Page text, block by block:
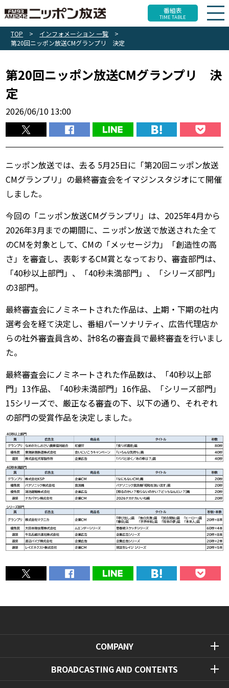
番組表
TIME TABLE
TOP > インフォメーション 一覧 >
第20回ニッポン放送CMグランプリ 決定
第20回ニッポン放送CMグランプリ 決
定
2026/06/10 13:00
ニッポン放送では、去る 5月25日に「第20回ニッポン放送
CMグランプリ」の最終審査会をイマジンスタジオにて開催
しました。
今回の「ニッポン放送CMグランプリ」は、2025年4月から
2026年3月までの期間に、ニッポン放送で放送された全て
のCMを対象として、CMの「メッセージ力」「創造性の高
さ」を審査し、表彰するCM賞となっており、審査部門は、
「40秒以上部門」、「40秒未満部門」、「シリーズ部門」
の3部門。
最終審査会にノミネートされた作品は、上期・下期の社内
選考会を経て決定し、番組パーソナリティ、広告代理店か
らの社外審査員含め、計8名の審査員で最終審査を行いまし
た。
最終審査会にノミネートされた作品数は、「40秒以上部
門」13作品、「40秒未満部門」16作品、「シリーズ部門」
15シリーズで、厳正なる審査の下、以下の通り、それぞれ
の部門の受賞作品を決定しました。
COMPANY
BROADCASTING AND CONTENTS